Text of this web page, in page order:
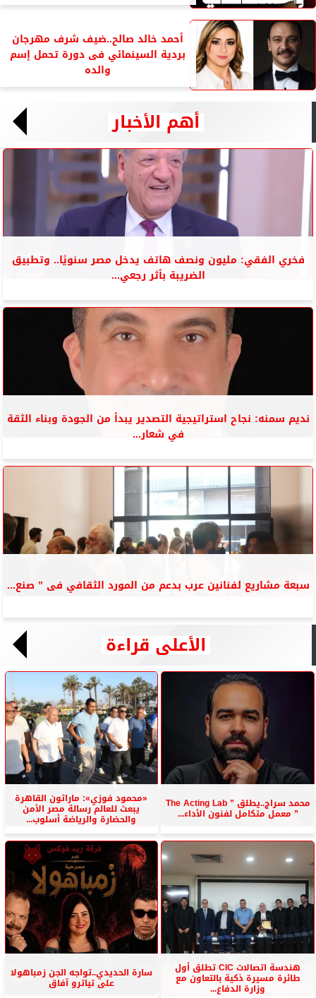
أحمد خالد صالح..ضيف شرف مهرجان
بردية السينمائي فى دورة تحمل إسم
والده
أهم الأخبار
فخري الفقي: مليون ونصف هاتف يدخل مصر سنويًا.. وتطبيق
الضريبة بأثر رجعي...
نديم سمنه: نجاح استراتيجية التصدير يبدأ من الجودة وبناء الثقة
في شعار...
سبعة مشاريع لفنانين عرب بدعم من المورد الثقافي فى ” صنع...
الأعلى قراءة
محمد سراج..يطلق ” The Acting Lab
” معمل متكامل لفنون الأداء...
«محمود فوزي»: ماراثون القاهرة
يبعث للعالم رسالة مصر الأمن
والحضارة والرياضة أسلوب...
هندسة اتصالات CIC تطلق أول
طائرة مسيرة ذكية بالتعاون مع
وزارة الدفاع...
سارة الحديدي..تواجه الجن زمباهولا
على تياترو آفاق